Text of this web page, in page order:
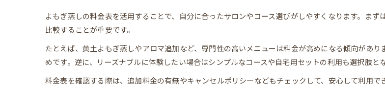
よもぎ蒸しの料金表を活用することで、自分に合ったサロンやコース選びがしやすくなります。ま
比較することが重要です。
たとえば、黄土よもぎ蒸しやアロマ追加など、専門性の高いメニューは料金が高めになる傾向があ
めです。逆に、リーズナブルに体験したい場合はシンプルなコースや自宅用セットの利用も選択肢と
料金表を確認する際は、追加料金の有無やキャンセルポリシーなどもチェックして、安心して利用で